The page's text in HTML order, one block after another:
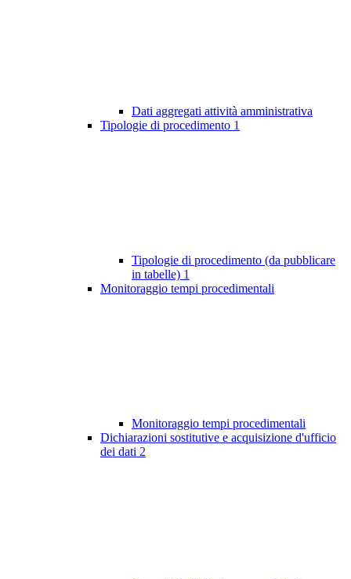
Dati aggregati attività amministrativa
Tipologie di procedimento 1
Tipologie di procedimento (da pubblicare
in tabelle) 1
Monitoraggio tempi procedimentali
Monitoraggio tempi procedimentali
Dichiarazioni sostitutive e acquisizione d'ufficio
dei dati 2